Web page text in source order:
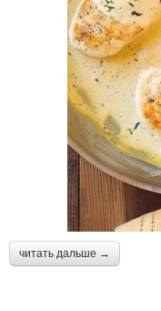
читать дальше →